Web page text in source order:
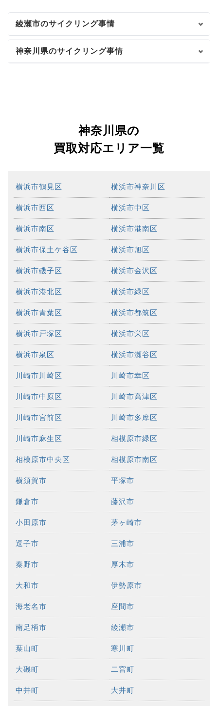
綾瀬市のサイクリング事情
神奈川県のサイクリング事情
神奈川県の
買取対応エリア一覧
横浜市鶴見区 横浜市神奈川区
横浜市西区 横浜市中区
横浜市南区 横浜市港南区
横浜市保土ケ谷区 横浜市旭区
横浜市磯子区 横浜市金沢区
横浜市港北区 横浜市緑区
横浜市青葉区 横浜市都筑区
横浜市戸塚区 横浜市栄区
横浜市泉区 横浜市瀬谷区
川崎市川崎区 川崎市幸区
川崎市中原区 川崎市高津区
川崎市宮前区 川崎市多摩区
川崎市麻生区 相模原市緑区
相模原市中央区 相模原市南区
横須賀市 平塚市
鎌倉市 藤沢市
小田原市 茅ヶ崎市
逗子市 三浦市
秦野市 厚木市
大和市 伊勢原市
海老名市 座間市
南足柄市 綾瀬市
葉山町 寒川町
大磯町 二宮町
中井町 大井町